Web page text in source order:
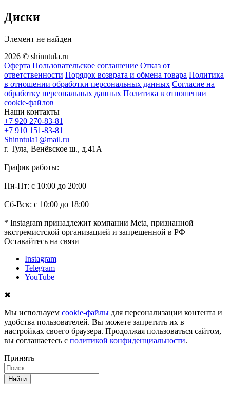
Диски
Элемент не найден
2026 © shinntula.ru
Оферта Пользовательское соглашение Отказ от
ответственности Порядок возврата и обмена товара Политика
в отношении обработки персональных данных Согласие на
обработку персональных данных Политика в отношении
cookie-файлов
Наши контакты
+7 920 270-83-81
+7 910 151-83-81
Shinntula1@mail.ru
г. Тула, Венёвское ш., д.41А
График работы:
Пн-Пт: с 10:00 до 20:00
Сб-Вск: с 10:00 до 18:00
* Instagram принадлежит компании Meta, признанной
экстремистской организацией и запрещенной в РФ
Оставайтесь на связи
Instagram
Telegram
YouTube
✖
Мы используем cookie-файлы для персонализации контента и
удобства пользователей. Вы можете запретить их в
настройках своего браузера. Продолжая пользоваться сайтом,
вы соглашаетесь с политикой конфиденциальности.
Принять
Найти